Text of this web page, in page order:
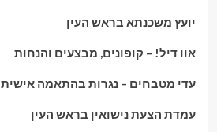
יועץ משכנתא בראש העין
אוו דיל! – קופונים, מבצעים והנחות
עדי מטבחים – נגרות בהתאמה אישית
עמדת הצעת נישואין בראש העין